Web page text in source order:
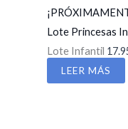
24.95€.19.95€.
Lote Princesas
Lote Infantil
LEER MÁS